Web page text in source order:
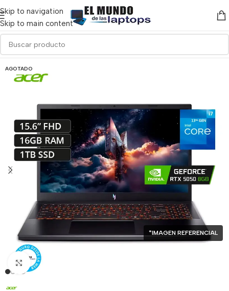
Skip to navigation
Skip to main content
AGOTADO
Click para agrandar
*IMAGEN REFERENCIAL